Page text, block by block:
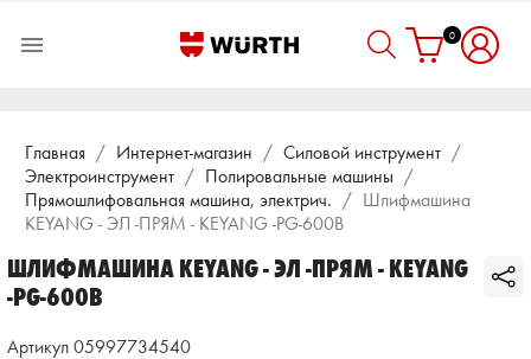
 0
Главная Интернет-магазин
Силовой инструмент
Электроинструмент
Полировальные машины
Прямошлифовальная машина, электрич.
Шлифмашина
KEYANG - ЭЛ -ПРЯМ - KEYANG -PG-600B
ШЛИФМАШИНА KEYANG - ЭЛ -ПРЯМ - KEYANG
-PG-600B
Артикул 05997734540